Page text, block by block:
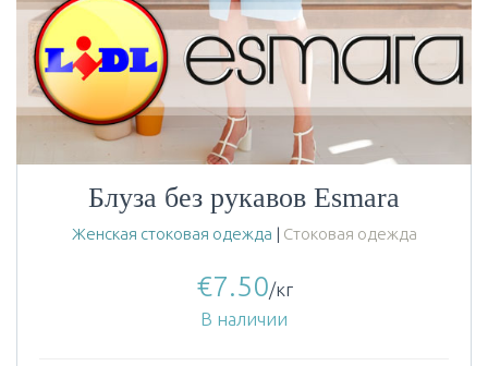
Блуза без рукавов Esmara
Женская стоковая одежда | Стоковая одежда
€7.50/кг
В наличии